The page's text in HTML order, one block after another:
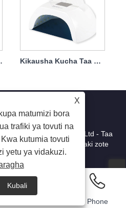
Kucha 86w Kikausha Kucha Taa Nyeupe Inaponya Haraka 80w Inabebeka
X
matumizi bora
trafiki ya tovuti na
kutumia tovuti
yetu ya vidakuzi.
Kubali
Optoelectronic Co, Ltd - Taa
Ushuru wa vumbi - Haki zote
Phone